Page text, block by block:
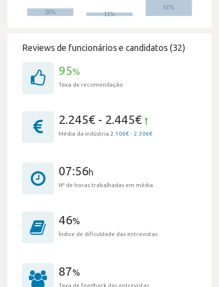
Reviews de funcionários e candidatos (32)
95%
Taxa de recomendação
2.245€ - 2.445€
Média da indústria 2.106€ - 2.306€
07:56h
Nº de horas trabalhadas em média
46%
Índice de dificuldade das entrevistas
87%
Taxa de feedback das entrevistas